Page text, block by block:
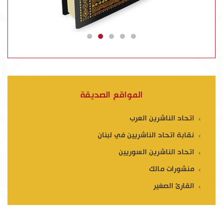
المواقع الصديقة
اتحاد الناشرين العرب
نقابة اتحاد الناشريين في لبنان
اتحاد الناشرين السوريين
منشورات مالك
القارئ الصغير